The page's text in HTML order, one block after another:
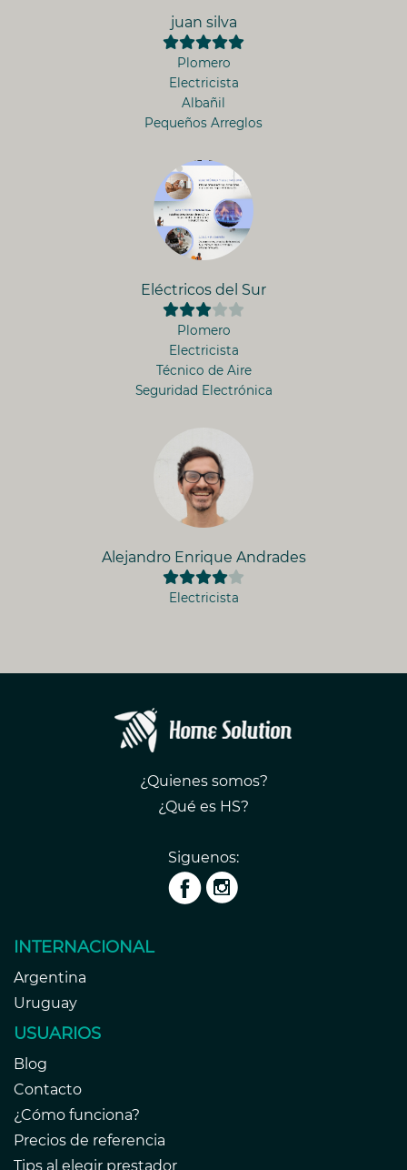
juan silva
Plomero
Electricista
Albañil
Pequeños Arreglos
Eléctricos del Sur
Plomero
Electricista
Técnico de Aire
Seguridad Electrónica
Alejandro Enrique Andrades
Electricista
¿Quienes somos?
¿Qué es HS?
Siguenos:
INTERNACIONAL
Argentina
Uruguay
USUARIOS
Blog
Contacto
¿Cómo funciona?
Precios de referencia
Tips al elegir prestador